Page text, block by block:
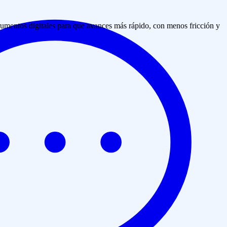
digitales para que avances más rápido, con menos fricción y
o flujo.